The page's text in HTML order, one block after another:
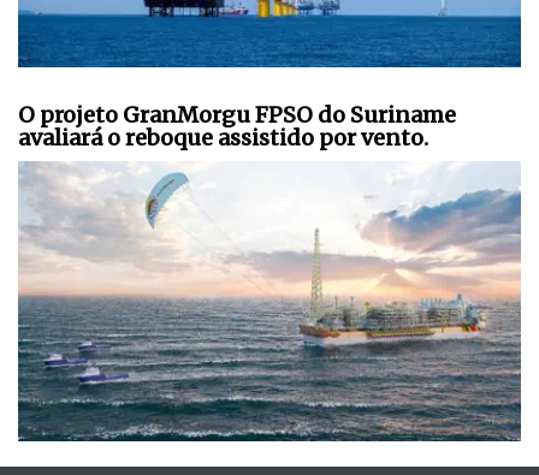
O projeto GranMorgu FPSO do Suriname
avaliará o reboque assistido por vento.